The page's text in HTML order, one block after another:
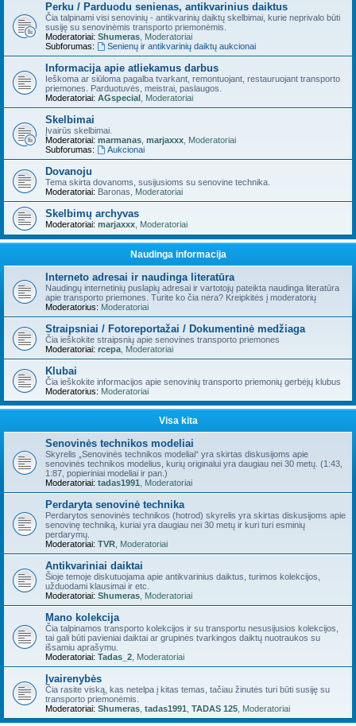
Perku / Parduodu senienas, antikvarinius daiktus
Čia talpinami visi senovinių - antikvarinių daiktų skelbimai, kurie neprivalo būti
susiję su senovinėmis transporto priemonėmis.
Moderatoriai: Shumeras Moderatoriai
Subforumas:
Senienų ir antikvarinių daiktų aukcionai
Informacija apie atliekamus darbus
Ieškoma ar siūloma pagalba tvarkant, remontuojant, restauruojant transporto
priemones. Parduotuvės, meistrai, paslaugos.
Moderatoriai: AGspecial Moderatoriai
Skelbimai
Įvairūs skelbimai.
Moderatoriai: marmanas marjaxxx Moderatoriai
Subforumas:
Aukcionai
Dovanoju
Tema skirta dovanoms, susijusioms su senovine technika.
Moderatoriai: Baronas Moderatoriai
Skelbimų archyvas
Moderatoriai: marjaxxx Moderatoriai
Naudinga informacija
Interneto adresai ir naudinga literatūra
Naudingų internetinių puslapių adresai ir vartotojų pateikta naudinga literatūra
apie transporto priemones. Turite ko čia nėra? Kreipkitės į moderatorių
Moderatorius: Moderatoriai
Straipsniai / Fotoreportažai / Dokumentinė medžiaga
Čia ieškokite straipsnių apie senovines transporto priemones
Moderatoriai: rcepa Moderatoriai
Klubai
Čia ieškokite informacijos apie senovinių transporto priemonių gerbėjų klubus
Moderatorius: Moderatoriai
Visa kita
Senovinės technikos modeliai
Skyrelis „Senovinės technikos modeliai“ yra skirtas diskusijoms apie
senovinės technikos modelius, kurių originalui yra daugiau nei 30 metų. (1:43,
1:87, popieriniai modeliai ir pan.)
Moderatoriai: tadas1991 Moderatoriai
Perdaryta senovinė technika
Perdarytos senovinės technikos (hotrod) skyrelis yra skirtas diskusijoms apie
senovinę techniką, kuriai yra daugiau nei 30 metų ir kuri turi esminių
perdarymų.
Moderatoriai: TVR Moderatoriai
Antikvariniai daiktai
Šioje temoje diskutuojama apie antikvarinius daiktus, turimos kolekcijos,
užduodami klausimai ir etc.
Moderatoriai: Shumeras Moderatoriai
Mano kolekcija
Čia talpinamos transporto kolekcijos ir su transportu nesusijusios kolekcijos,
tai gali būti pavieniai daiktai ar grupinės tvarkingos daiktų nuotraukos su
išsamiu aprašymu.
Moderatoriai: Tadas_2 Moderatoriai
Įvairenybės
Čia rasite viską, kas netelpa į kitas temas, tačiau žinutės turi būti susiję su
transporto priemonėmis.
Moderatoriai: Shumeras tadas1991 TADAS 125 Moderatoriai